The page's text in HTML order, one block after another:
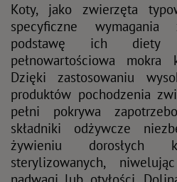
Koty, jako zwierzęta
specyficzne wymagania
podstawę ich diety
pełnowartościowa
Dzięki zastosowaniu
produktów pochodzenia
pełni pokrywa
składniki odżywcze
żywieniu
sterylizowanych,